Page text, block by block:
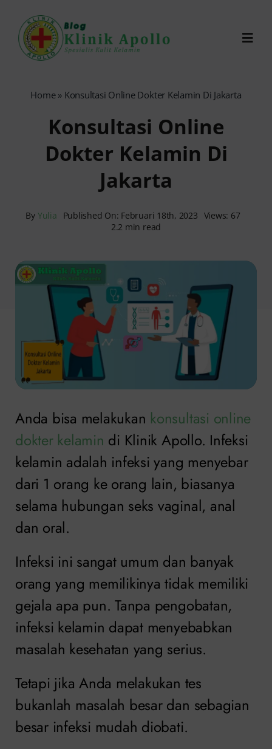
content
0821-1099-9870
for:
Home» Konsultasi Online Dokter Kelamin Di Jakarta
Konsultasi Online
Dokter Kelamin Di
Jakarta
By Yulia Published On: Februari 18th, 2023 Views: 67
2.2 min read
Anda bisa melakukan konsultasi online
dokter kelamin di Klinik Apollo. Infeksi
kelamin adalah infeksi yang menyebar
dari 1 orang ke orang lain, biasanya
selama hubungan seks vaginal, anal
dan oral.
Infeksi ini sangat umum dan banyak
orang yang memilikinya tidak memiliki
gejala apa pun. Tanpa pengobatan,
infeksi kelamin dapat menyebabkan
masalah kesehatan yang serius.
Tetapi jika Anda melakukan tes
bukanlah masalah besar dan sebagian
besar infeksi mudah diobati.